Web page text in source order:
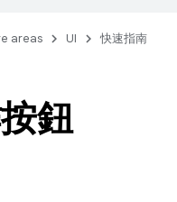
areas UI 快速指南
鈕